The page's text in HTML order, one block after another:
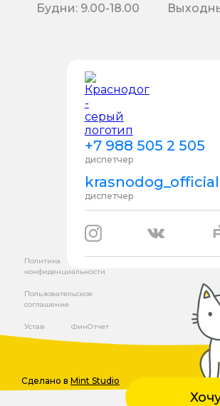
+7 988 505 2 505
диспетчер
диспетчер
Будни: 9.00-18.00
Политика
конфиденциальности
Пользовательское
соглашение
Устав ФинОтчет
Сделано в Mint Studio